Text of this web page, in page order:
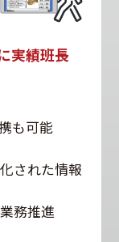
実績班長
も可能
された情報
務推進